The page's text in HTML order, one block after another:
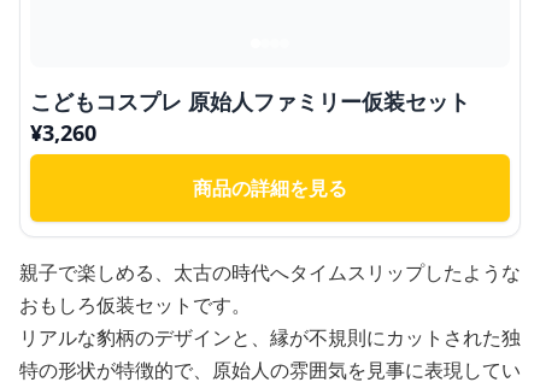
こどもコスプレ 原始人ファミリー仮装セット
¥3,260
商品の詳細を見る
親子で楽しめる、太古の時代へタイムスリップしたような
おもしろ仮装セットです。
リアルな豹柄のデザインと、縁が不規則にカットされた独
特の形状が特徴的で、原始人の雰囲気を見事に表現してい